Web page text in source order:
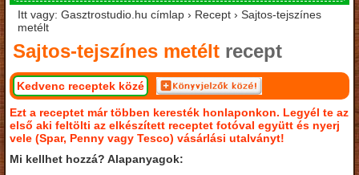
Itt vagy: Gasztrostudio.hu címlap › Recept › Sajtos-tejszínes
metélt
Sajtos-tejszínes metélt recept
Kedvenc receptek közé
Ezt a receptet már többen keresték honlaponkon. Legyél te az
első aki feltölti az elkészített receptet fotóval együtt és nyerj
vele (Spar, Penny vagy Tesco) vásárlási utalványt!
Mi kellhet hozzá? Alapanyagok: